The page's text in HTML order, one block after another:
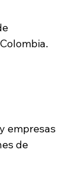
empresas
de